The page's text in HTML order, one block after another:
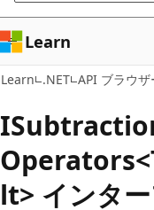
キ
ッ
プ
ン
に
ス
キ
ッ
プ
Learn
Learn .NET API ブラウザ
lt> インタ